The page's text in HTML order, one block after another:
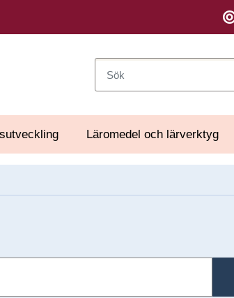
Läromedel och lärverktyg